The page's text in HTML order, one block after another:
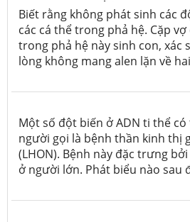
Biết rằng không phát sinh các
các cá thể trong phả hệ. Cặp vợ
trong phả hệ này sinh con, xác
lòng không mang alen lặn về
Một số đột biến ở ADN ti thể
người gọi là bệnh thần kinh thị
(LHON). Bệnh này đặc trưng
ở người lớn. Phát biểu nào sau